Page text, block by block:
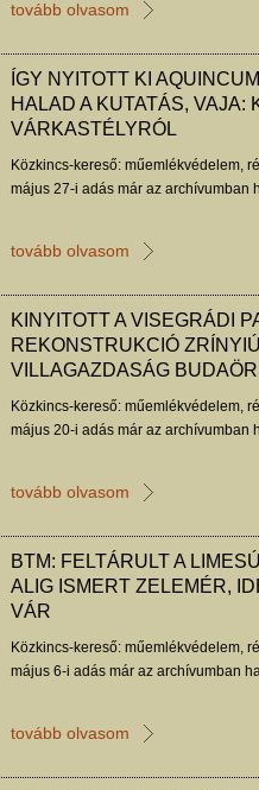
tovább olvasom
ÍGY NYITOTT KI
HALAD A KUTATÁS, VAJA:
VÁRKASTÉLYRÓL
Közkincs-kereső: műemlékvédelem,
május 27-i adás már az archívumban
tovább olvasom
KINYITOTT A VISEGRÁDI
REKONSTRUKCIÓ
VILLAGAZDASÁG
Közkincs-kereső: műemlékvédelem,
május 20-i adás már az archívumban
tovább olvasom
BTM: FELTÁRULT A
ALIG ISMERT ZELEMÉR,
VÁR
Közkincs-kereső: műemlékvédelem,
május 6-i adás már az archívumban
tovább olvasom